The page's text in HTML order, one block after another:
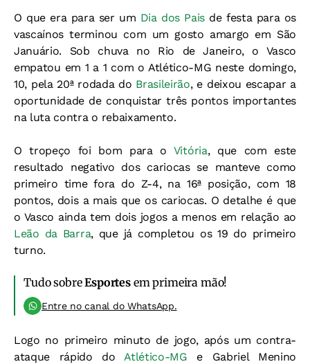
O que era para ser um Dia dos Pais de festa para os
vascaínos terminou com um gosto amargo em São
Januário. Sob chuva no Rio de Janeiro, o Vasco
empatou em 1 a 1 com o Atlético-MG neste domingo,
10, pela 20ª rodada do Brasileirão, e deixou escapar a
oportunidade de conquistar três pontos importantes
na luta contra o rebaixamento.
O tropeço foi bom para o Vitória, que com este
resultado negativo dos cariocas se manteve como
primeiro time fora do Z-4, na 16ª posição, com 18
pontos, dois a mais que os cariocas. O detalhe é que
o Vasco ainda tem dois jogos a menos em relação ao
Leão da Barra, que já completou os 19 do primeiro
turno.
Tudo sobreEsportesem primeira mão!
Entre no canal do WhatsApp.
Logo no primeiro minuto de jogo, após um contra-
ataque rápido do Atlético-MG e Gabriel Menino